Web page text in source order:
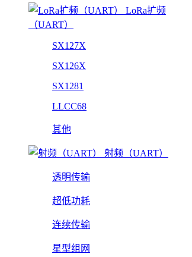
LoRa扩频
（UART）
SX127X
SX126X
SX1281
LLCC68
其他
射频（UART）
透明传输
超低功耗
连续传输
星型组网